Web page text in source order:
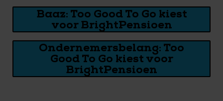
Baaz: Too Good To Go kiest
voor BrightPensioen
Ondernemersbelang: Too
Good To Go kiest voor
BrightPensioen